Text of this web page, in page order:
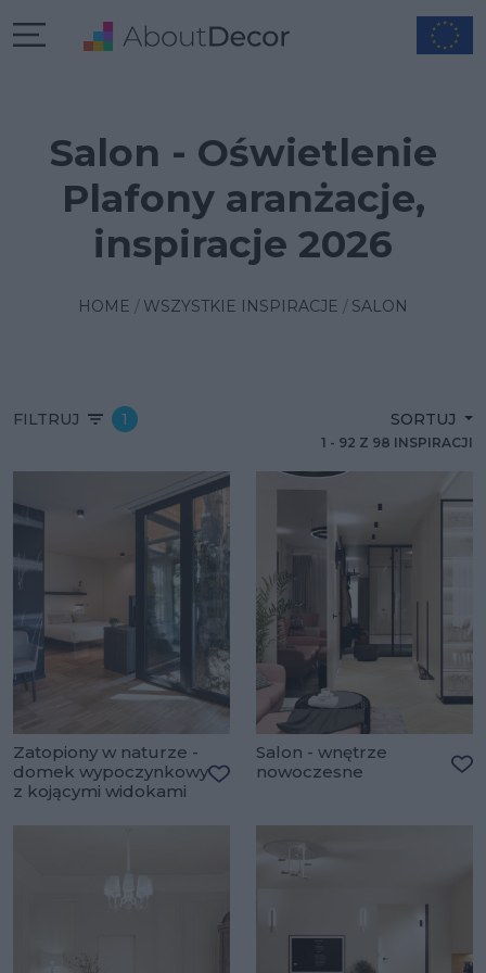
Salon - Oświetlenie
Plafony aranżacje,
inspiracje 2026
HOME WSZYSTKIE INSPIRACJE SALON
FILTRUJ 1 SORTUJ
1 - 92 Z 98 INSPIRACJI
Zatopiony w naturze -
domek wypoczynkowy
z kojącymi widokami
Salon - wnętrze
nowoczesne